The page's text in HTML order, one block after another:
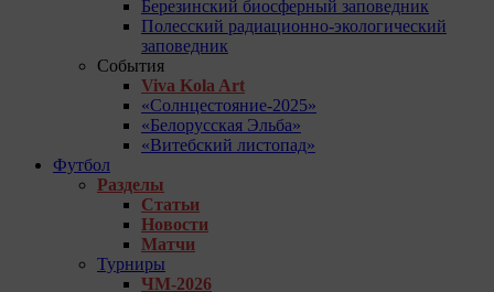
Березинский биосферный заповедник
Полесский радиационно-экологический
заповедник
События
Viva Kola Art
«Солнцестояние-2025»
«Белорусская Эльба»
«Витебский листопад»
Футбол
Разделы
Статьи
Новости
Матчи
Турниры
ЧМ-2026